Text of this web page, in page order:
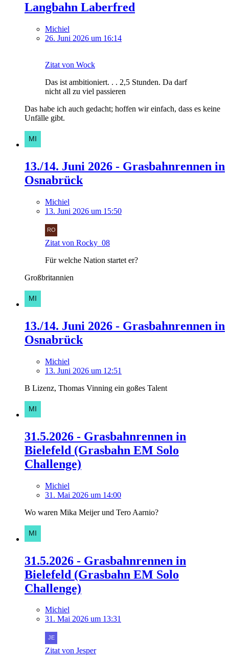
Langbahn Laberfred
Michiel
26. Juni 2026 um 16:14
Zitat von Wock
Das ist ambitioniert. . . 2,5 Stunden. Da darf
nicht all zu viel passieren
Das habe ich auch gedacht; hoffen wir einfach, dass es keine
Unfälle gibt.
13./14. Juni 2026 - Grasbahnrennen in
Osnabrück
Michiel
13. Juni 2026 um 15:50
Zitat von Rocky_08
Für welche Nation startet er?
Großbritannien
13./14. Juni 2026 - Grasbahnrennen in
Osnabrück
Michiel
13. Juni 2026 um 12:51
B Lizenz, Thomas Vinning ein goßes Talent
31.5.2026 - Grasbahnrennen in
Bielefeld (Grasbahn EM Solo
Challenge)
Michiel
31. Mai 2026 um 14:00
Wo waren Mika Meijer und Tero Aarnio?
31.5.2026 - Grasbahnrennen in
Bielefeld (Grasbahn EM Solo
Challenge)
Michiel
31. Mai 2026 um 13:31
Zitat von Jesper